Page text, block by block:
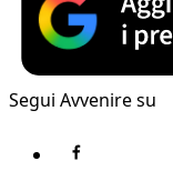
Segui Avvenire su